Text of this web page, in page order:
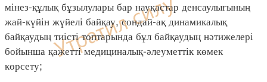
мінез-құлық бұзылулары бар науқастар денсаулығының
жай-күйін жүйелі байқау, сондай-ақ динамикалық
байқаудың тиісті топтарында бұл байқаудың нәтижелері
бойынша қажетті медициналық-әлеуметтік көмек
көрсету;